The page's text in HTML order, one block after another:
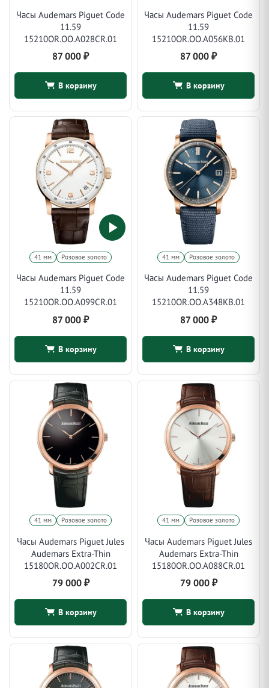
Часы Audemars Piguet Code
11.59
15210OR.OO.A028CR.01
87 000 ₽
В корзину
Часы Audemars Piguet Code
11.59
15210OR.OO.A056KB.01
87 000 ₽
В корзину
41 мм Розовое золото
Часы Audemars Piguet Code
11.59
15210OR.OO.A099CR.01
87 000 ₽
В корзину
41 мм Розовое золото
Часы Audemars Piguet Code
11.59
15210OR.OO.A348KB.01
87 000 ₽
В корзину
41 мм Розовое золото
Часы Audemars Piguet Jules
Audemars Extra-Thin
15180OR.OO.A002CR.01
79 000 ₽
В корзину
41 мм Розовое золото
Часы Audemars Piguet Jules
Audemars Extra-Thin
15180OR.OO.A088CR.01
79 000 ₽
В корзину